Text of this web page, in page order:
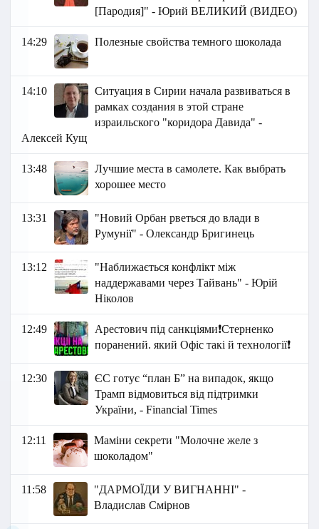
[Пародия]" - Юрий ВЕЛИКИЙ (ВИДЕО)
14:29 Полезные свойства темного шоколада
14:10
Ситуация в Сирии начала развиваться в
рамках создания в этой стране
израильского "коридора Давида" -
Алексей Кущ
13:48
Лучшие места в самолете. Как выбрать
хорошее место
13:31
"Новий Орбан рветься до влади в
Румунії" - Олександр Бригинець
13:12
"Наближається конфлікт між
наддержавами через Тайвань" - Юрій
Ніколов
12:49
Арестович під санкціями❗Стерненко
поранений. який Офіс такі й технології❗
12:30
ЄС готує “план Б” на випадок, якщо
Трамп відмовиться від підтримки
України, - Financial Times
12:11
Маміни секрети "Молочне желе з
шоколадом"
11:58
"ДАРМОЇДИ У ВИГНАННІ" -
Владислав Смірнов